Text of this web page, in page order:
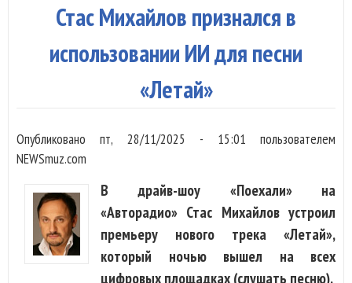
Стас Михайлов признался в
использовании ИИ для песни
«Летай»
Опубликованопт, 28/11/2025 - 15:01 пользователем
NEWSmuz.com
В драйв-шоу «Поехали» на
«Авторадио» Стас Михайлов устроил
премьеру нового трека «Летай»,
который ночью вышел на всех
цифровых площадках (слушать песню).